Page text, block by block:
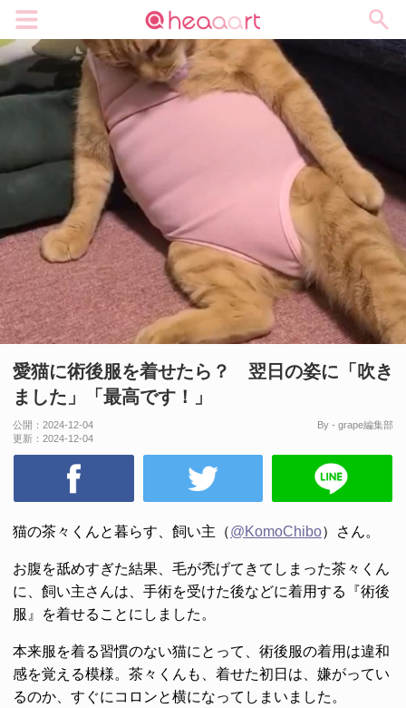
愛猫に術後服を着せたら？ 翌日の姿に「吹き
ました」「最高です！」
公開： 2024-12-04
更新： 2024-12-04
By - grape編集部
猫の茶々くんと暮らす、飼い主（@KomoChibo）さん。
お腹を舐めすぎた結果、毛が禿げてきてしまった茶々くん
に、飼い主さんは、手術を受けた後などに着用する『術後
服』を着せることにしました。
本来服を着る習慣のない猫にとって、術後服の着用は違和
感を覚える模様。茶々くんも、着せた初日は、嫌がってい
るのか、すぐにコロンと横になってしまいました。